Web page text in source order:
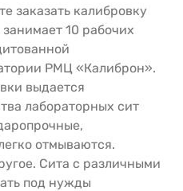
заказать калибровку
10 рабочих
РМЦ «Калиброн».
выдается
лабораторных сит
отмываются.
Сита с различными
под нужды